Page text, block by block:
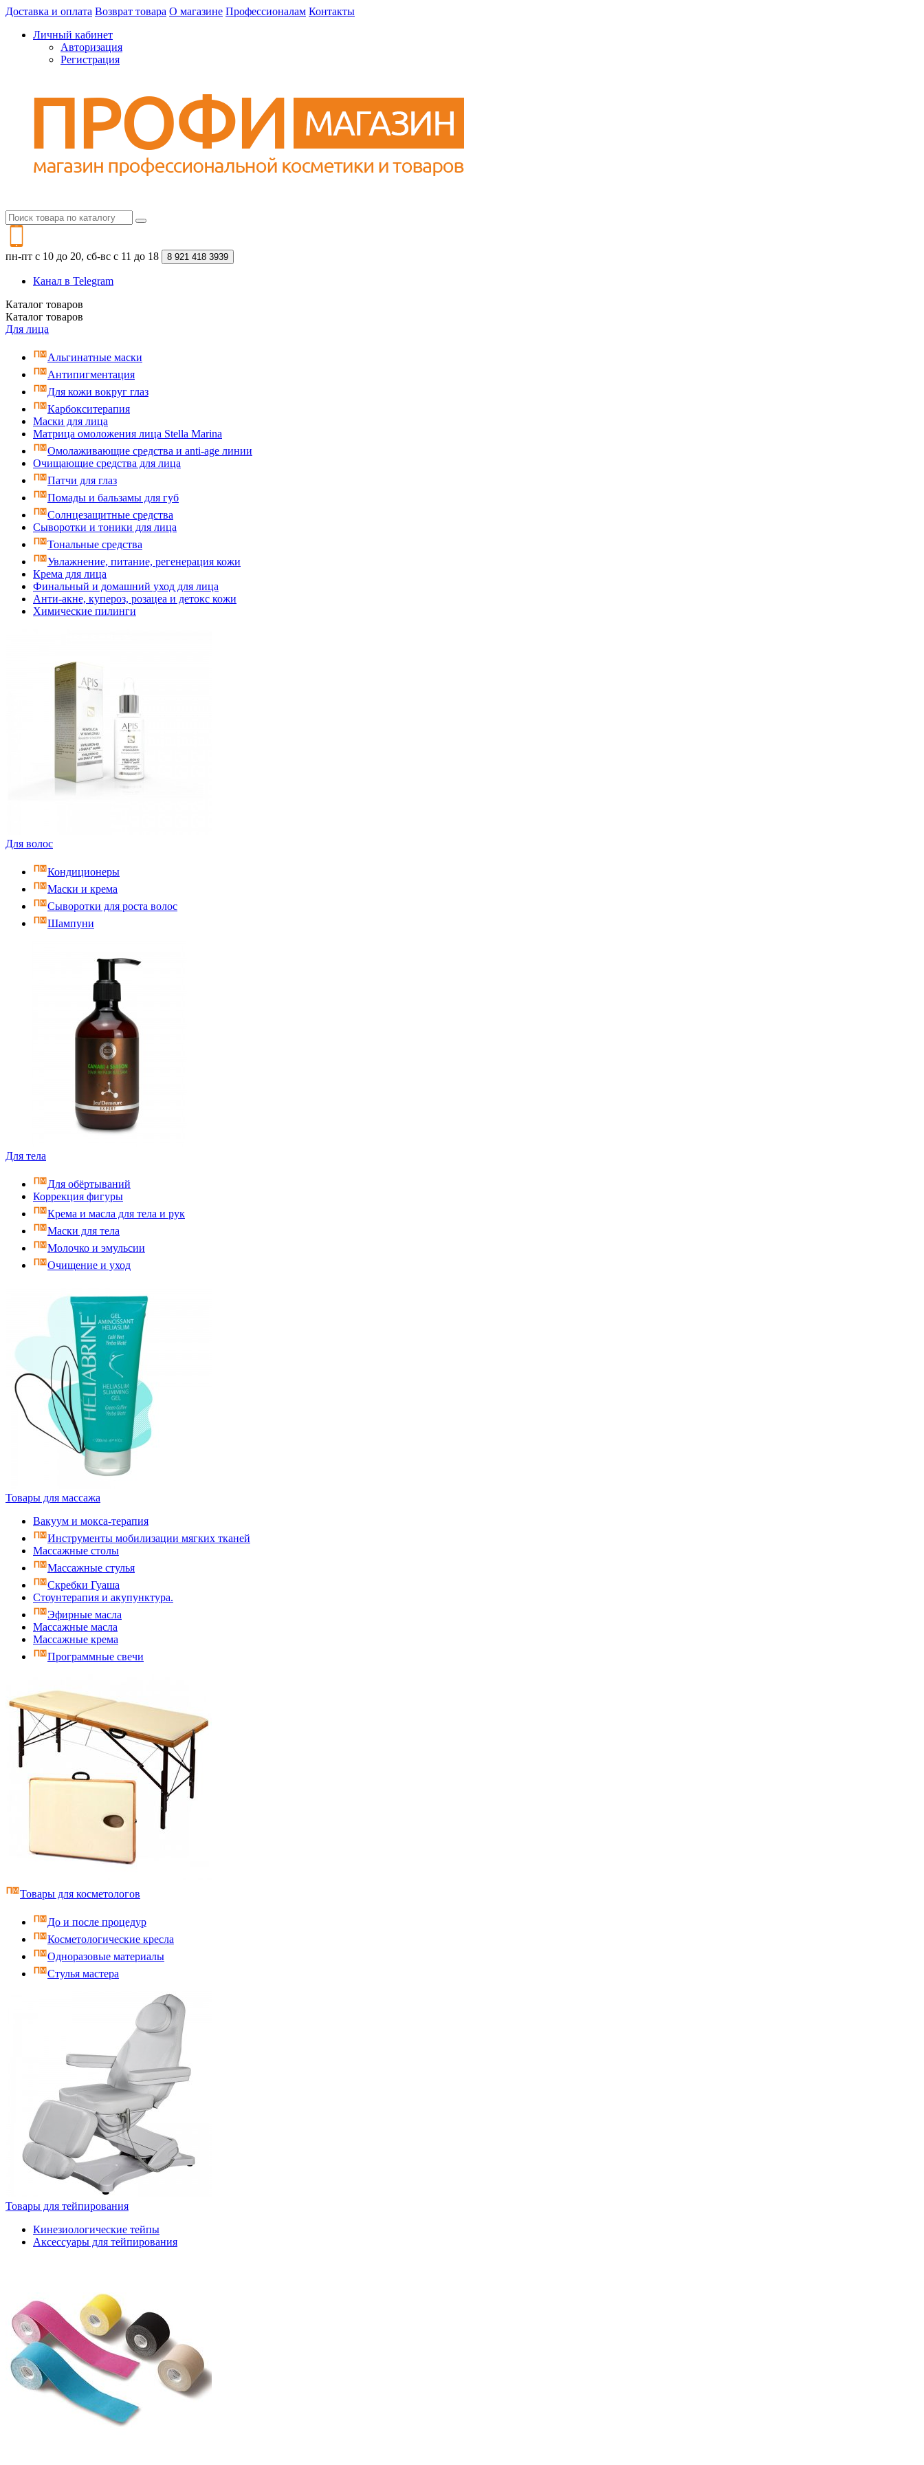
Доставка и оплата Возврат товара О магазине Профессионалам Контакты
Личный кабинет
Авторизация
Регистрация
пн-пт с 10 до 20, сб-вс с 11 до 18 8 921 418 3939
Канал в Telegram
Каталог товаров
Каталог товаров
Для лица
Альгинатные маски
Антипигментация
Для кожи вокруг глаз
Карбокситерапия
Маски для лица
Матрица омоложения лица Stella Marina
Омолаживающие средства и anti-age линии
Очищающие средства для лица
Патчи для глаз
Помады и бальзамы для губ
Солнцезащитные средства
Сыворотки и тоники для лица
Тональные средства
Увлажнение, питание, регенерация кожи
Крема для лица
Финальный и домашний уход для лица
Анти-акне, купероз, розацеа и детокс кожи
Химические пилинги
Для волос
Кондиционеры
Маски и крема
Сыворотки для роста волос
Шампуни
Для тела
Для обёртываний
Коррекция фигуры
Крема и масла для тела и рук
Маски для тела
Молочко и эмульсии
Очищение и уход
Товары для массажа
Вакуум и мокса-терапия
Инструменты мобилизации мягких тканей
Массажные столы
Массажные стулья
Скребки Гуаша
Стоунтерапия и акупунктура.
Эфирные масла
Массажные масла
Массажные крема
Программные свечи
Товары для косметологов
До и после процедур
Косметологические кресла
Одноразовые материалы
Стулья мастера
Товары для тейпирования
Кинезиологические тейпы
Аксессуары для тейпирования